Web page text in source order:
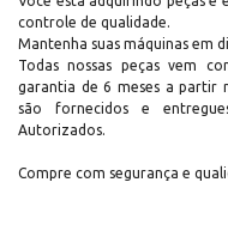
controle de qualidade.
Mantenha suas máquinas em
Todas nossas peças vem
garantia de 6 meses a partir
são fornecidos e
Autorizados.
Compre com segurança e